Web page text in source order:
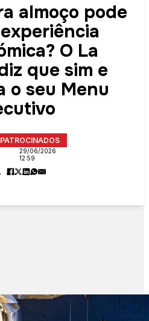
almoço pode
O La
que sim e
o seu Menu
29/06/2026
12:59